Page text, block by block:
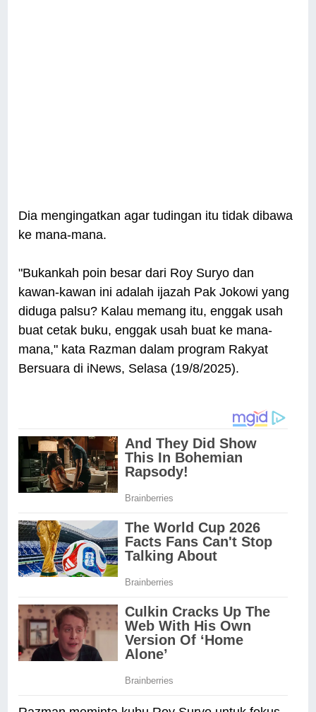
Dia mengingatkan agar tudingan itu tidak dibawa
ke mana-mana.
"Bukankah poin besar dari Roy Suryo dan
kawan-kawan ini adalah ijazah Pak Jokowi yang
diduga palsu? Kalau memang itu, enggak usah
buat cetak buku, enggak usah buat ke mana-
mana," kata Razman dalam program Rakyat
Bersuara di iNews, Selasa (19/8/2025).